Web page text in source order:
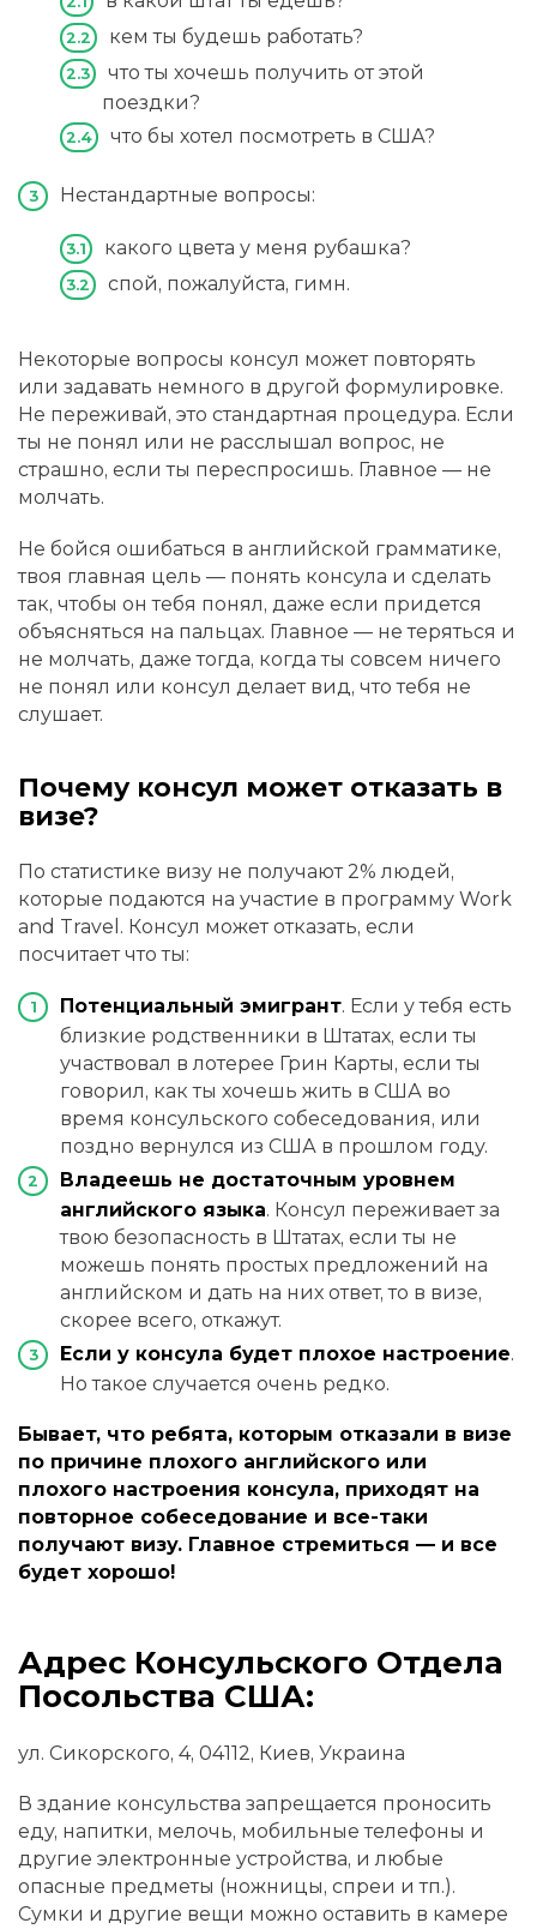
кем ты будешь работать?
что ты хочешь получить от этой
поездки?
что бы хотел посмотреть в США?
Нестандартные вопросы:
какого цвета у меня рубашка?
спой, пожалуйста, гимн.
Некоторые вопросы консул может повторять
или задавать немного в другой формулировке.
Не переживай, это стандартная процедура. Если
ты не понял или не расслышал вопрос, не
страшно, если ты переспросишь. Главное — не
молчать.
Не бойся ошибаться в английской грамматике,
твоя главная цель — понять консула и сделать
так, чтобы он тебя понял, даже если придется
объясняться на пальцах. Главное — не теряться и
не молчать, даже тогда, когда ты совсем ничего
не понял или консул делает вид, что тебя не
слушает.
Почему консул может отказать в
визе?
По статистике визу не получают 2% людей,
которые подаются на участие в программу Work
and Travel. Консул может отказать, если
посчитает что ты:
Потенциальный эмигрант. Если у тебя есть
близкие родственники в Штатах, если ты
участвовал в лотерее Грин Карты, если ты
говорил, как ты хочешь жить в США во
время консульского собеседования, или
поздно вернулся из США в прошлом году.
Владеешь не достаточным уровнем
английского языка. Консул переживает за
твою безопасность в Штатах, если ты не
можешь понять простых предложений на
английском и дать на них ответ, то в визе,
скорее всего, откажут.
Если у консула будет плохое настроение.
Но такое случается очень редко.
Бывает, что ребята, которым отказали в визе
по причине плохого английского или
плохого настроения консула, приходят на
повторное собеседование и все-таки
получают визу. Главное стремиться — и все
будет хорошо!
Адрес Консульского Отдела
Посольства США:
ул. Сикорского, 4, 04112, Киев, Украина
В здание консульства запрещается проносить
еду, напитки, мелочь, мобильные телефоны и
другие электронные устройства, и любые
опасные предметы (ножницы, спреи и тп.).
Сумки и другие вещи можно оставить в камере